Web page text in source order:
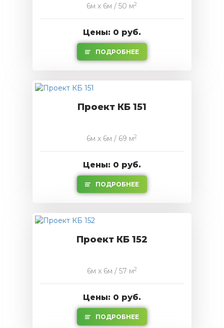
6м x 6м / 50 м2
Цены: 0 руб.
ПОДРОБНЕЕ
Проект КБ 151
6м x 6м / 69 м2
Цены: 0 руб.
ПОДРОБНЕЕ
Проект КБ 152
6м x 6м / 57 м2
Цены: 0 руб.
ПОДРОБНЕЕ